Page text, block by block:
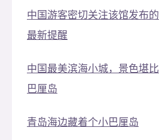
中国游客密切关注该馆发布的
最新提醒
中国最美滨海小城，景色堪比
巴厘岛
青岛海边藏着个小巴厘岛